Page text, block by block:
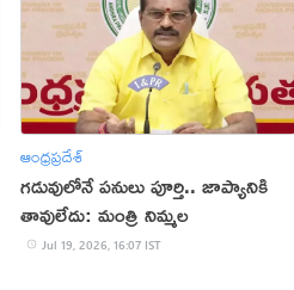
ఆంధ్రప్రదేశ్
గడువులోనే పనులు పూర్తి.. జాప్యానికి
తావులేదు: మంత్రి నిమ్మల
Jul 19, 2026, 16:07 IST